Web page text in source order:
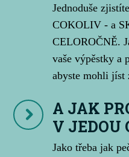
Jednoduše
COKOLIV - a
CELOROČNĚ.
vaše výpěstky a
abyste mohli jíst
A JAK
V JEDOU
Jako třeba jak